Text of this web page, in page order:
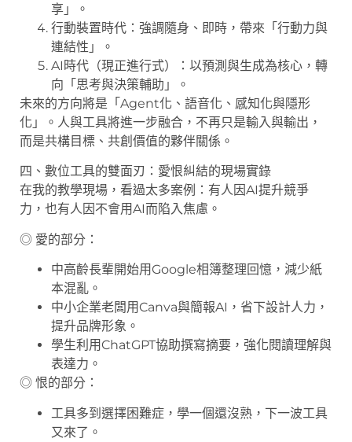
享」。
行動裝置時代：強調隨身、即時，帶來「行動力與
連結性」。
AI時代（現正進行式）：以預測與生成為核心，轉
向「思考與決策輔助」。
未來的方向將是「Agent化、語音化、感知化與隱形
化」。人與工具將進一步融合，不再只是輸入與輸出，
而是共構目標、共創價值的夥伴關係。
四、數位工具的雙面刃：愛恨糾結的現場實錄
在我的教學現場，看過太多案例：有人因AI提升競爭
力，也有人因不會用AI而陷入焦慮。
◎ 愛的部分：
中高齡長輩開始用Google相簿整理回憶，減少紙
本混亂。
中小企業老闆用Canva與簡報AI，省下設計人力，
提升品牌形象。
學生利用ChatGPT協助撰寫摘要，強化閱讀理解與
表達力。
◎ 恨的部分：
工具多到選擇困難症，學一個還沒熟，下一波工具
又來了。